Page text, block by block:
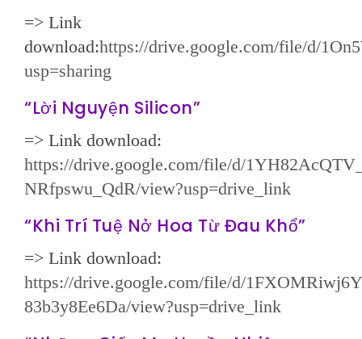
=> Link
download:https://drive.google.com/file/d/
usp=sharing
“Lời Nguyện Silicon”
=> Link download:
https://drive.google.com/file/d/
NRfpswu_QdR/view?usp=drive_link
“Khi Trí Tuệ Nở Hoa Từ Đau Khổ”
=> Link download:
https://drive.google.com/file/d/
83b3y8Ee6Da/view?usp=drive_link